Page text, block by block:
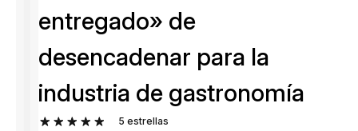
entregado» de
desencadenar para la
industria de gastronomía
5 estrellas